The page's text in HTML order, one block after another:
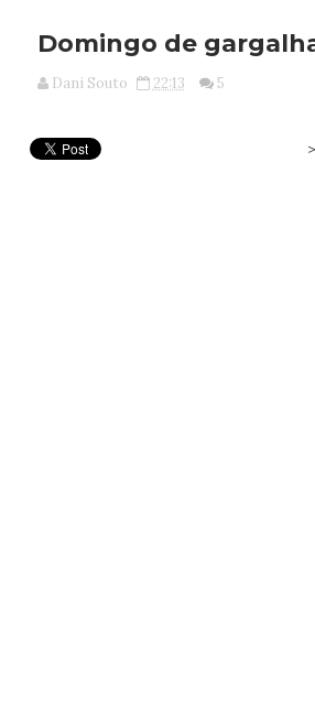
Domingo de
Dani Souto 22:13 5
>